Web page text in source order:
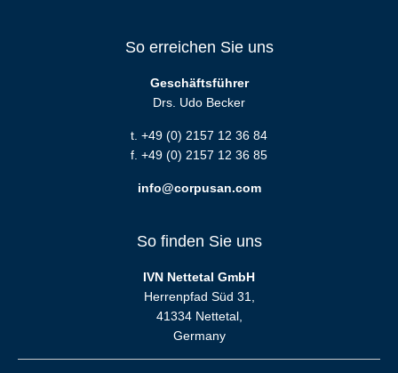
So erreichen Sie uns
Geschäftsführer
Drs. Udo Becker
t. +49 (0) 2157 12 36 84
f. +49 (0) 2157 12 36 85
info@corpusan.com
So finden Sie uns
IVN Nettetal GmbH
Herrenpfad Süd 31,
41334 Nettetal,
Germany